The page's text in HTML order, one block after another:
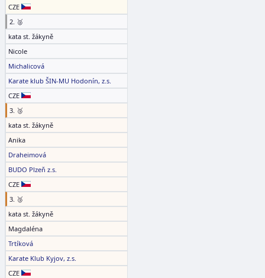
CZE
2. 🥈
kata st. žákyně
Nicole
Michalicová
Karate klub ŠIN-MU Hodonín, z.s.
CZE
3. 🥉
kata st. žákyně
Anika
Draheimová
BUDO Plzeň z.s.
CZE
3. 🥉
kata st. žákyně
Magdaléna
Trtíková
Karate Klub Kyjov, z.s.
CZE